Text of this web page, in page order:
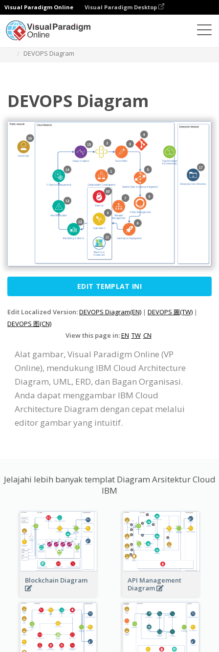
Visual Paradigm Online Visual Paradigm Desktop
DEVOPS Diagram
DEVOPS Diagram
EDIT TEMPLAT INI
Edit Localized Version:DEVOPS Diagram(EN) | DEVOPS 圖(TW) |
DEVOPS 图(CN)
View this page in:EN TW CN
Alat gambar, Visual Paradigm Online (VP
Online), mendukung IBM Cloud Architecture
Diagram, UML, ERD, dan Bagan Organisasi.
Anda dapat menggambar IBM Cloud
Architecture Diagram dengan cepat melalui
editor gambar yang intuitif.
Jelajahi lebih banyak templat Diagram Arsitektur Cloud
IBM
Blockchain Diagram
API Management
Diagram